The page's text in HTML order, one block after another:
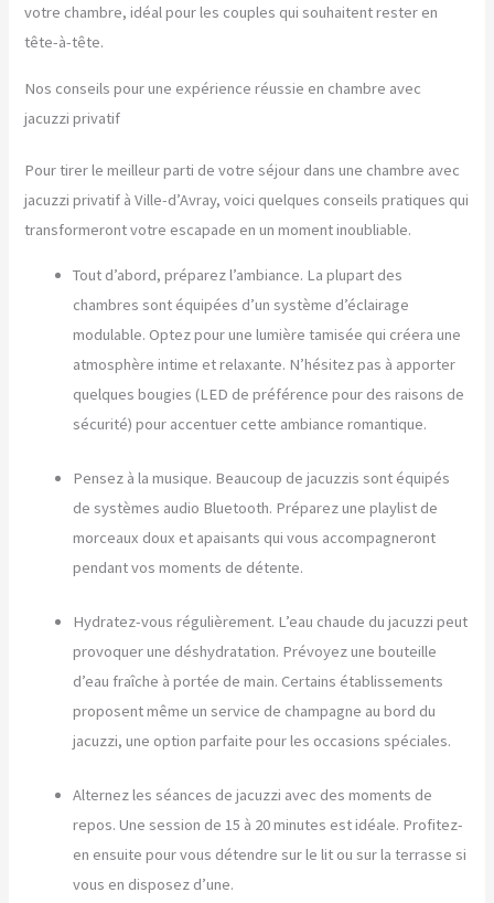
votre chambre, idéal pour les couples qui souhaitent rester en
tête-à-tête.
Nos conseils pour une expérience réussie en chambre avec
jacuzzi privatif
Pour tirer le meilleur parti de votre séjour dans une chambre avec
jacuzzi privatif à Ville-d’Avray, voici quelques conseils pratiques qui
transformeront votre escapade en un moment inoubliable.
Tout d’abord, préparez l’ambiance. La plupart des
chambres sont équipées d’un système d’éclairage
modulable. Optez pour une lumière tamisée qui créera une
atmosphère intime et relaxante. N’hésitez pas à apporter
quelques bougies (LED de préférence pour des raisons de
sécurité) pour accentuer cette ambiance romantique.
Pensez à la musique. Beaucoup de jacuzzis sont équipés
de systèmes audio Bluetooth. Préparez une playlist de
morceaux doux et apaisants qui vous accompagneront
pendant vos moments de détente.
Hydratez-vous régulièrement. L’eau chaude du jacuzzi peut
provoquer une déshydratation. Prévoyez une bouteille
d’eau fraîche à portée de main. Certains établissements
proposent même un service de champagne au bord du
jacuzzi, une option parfaite pour les occasions spéciales.
Alternez les séances de jacuzzi avec des moments de
repos. Une session de 15 à 20 minutes est idéale. Profitez-
en ensuite pour vous détendre sur le lit ou sur la terrasse si
vous en disposez d’une.